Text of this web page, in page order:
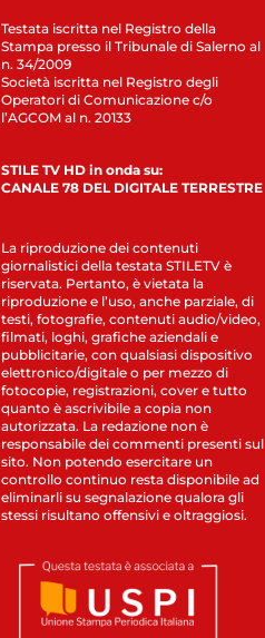
Testata iscritta nel Registro della
Stampa presso il Tribunale di Salerno al
n. 34/2009
Società iscritta nel Registro degli
Operatori di Comunicazione c/o
l’AGCOM al n. 20133
STILE TV HD in onda su:
CANALE 78 DEL DIGITALE TERRESTRE
La riproduzione dei contenuti
giornalistici della testata STILETV è
riservata. Pertanto, è vietata la
riproduzione e l’uso, anche parziale, di
testi, fotografie, contenuti audio/video,
filmati, loghi, grafiche aziendali e
pubblicitarie, con qualsiasi dispositivo
elettronico/digitale o per mezzo di
fotocopie, registrazioni, cover e tutto
quanto è ascrivibile a copia non
autorizzata. La redazione non è
responsabile dei commenti presenti sul
sito. Non potendo esercitare un
controllo continuo resta disponibile ad
eliminarli su segnalazione qualora gli
stessi risultano offensivi e oltraggiosi.